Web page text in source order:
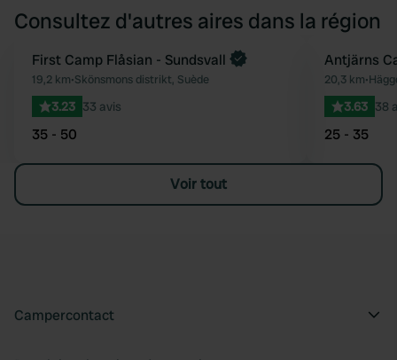
Consultez d'autres aires dans la région
Préféré
First Camp Flåsian - Sundsvall
19,2 km•Skönsmons distrikt, Suède
3.23 33 avis
35 - 50
Antjärns
20,3 km•
3.63 38
25 - 35
Voir tout
Campercontact